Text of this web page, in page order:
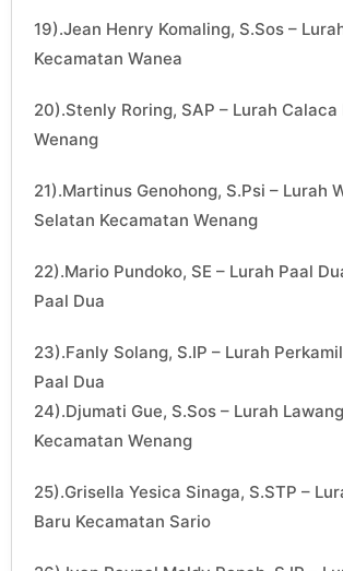
19).Jean Henry Komaling, S.Sos –
Kecamatan Wanea
20).Stenly Roring, SAP – Lurah Calaca
Wenang
21).Martinus Genohong, S.Psi – Lurah
Selatan Kecamatan Wenang
22).Mario Pundoko, SE – Lurah Paal
Paal Dua
23).Fanly Solang, S.IP – Lurah
Paal Dua
24).Djumati Gue, S.Sos – Lurah
Kecamatan Wenang
25).Grisella Yesica Sinaga, S.STP –
Baru Kecamatan Sario